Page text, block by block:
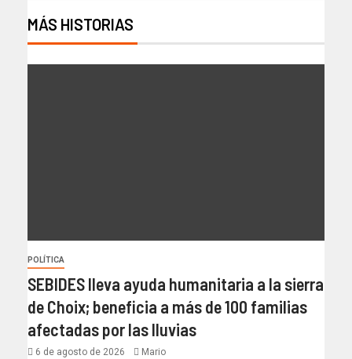
MÁS HISTORIAS
POLÍTICA
SEBIDES lleva ayuda humanitaria a la sierra
de Choix; beneficia a más de 100 familias
afectadas por las lluvias
6 de agosto de 2026 Mario